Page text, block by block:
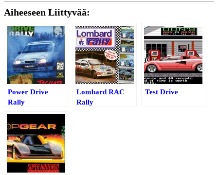
Aiheeseen Liittyvää:
Power Drive
Rally
Lombard RAC
Rally
Test Drive